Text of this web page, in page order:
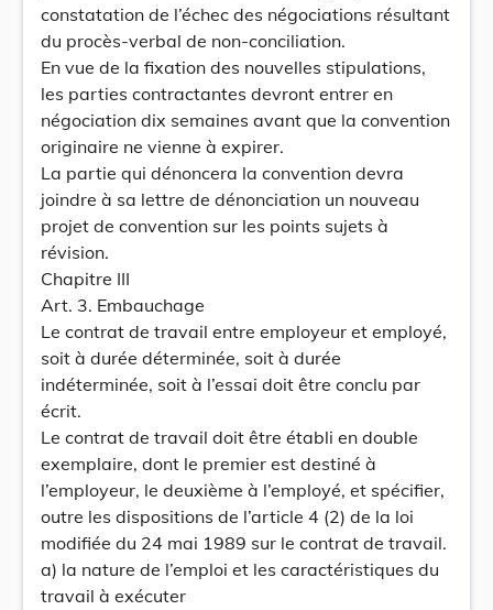
constatation de l’échec des négociations résultant
du procès-verbal de non-conciliation.
En vue de la fixation des nouvelles stipulations,
les parties contractantes devront entrer en
négociation dix semaines avant que la convention
originaire ne vienne à expirer.
La partie qui dénoncera la convention devra
joindre à sa lettre de dénonciation un nouveau
projet de convention sur les points sujets à
révision.
Chapitre III
Art. 3. Embauchage
Le contrat de travail entre employeur et employé,
soit à durée déterminée, soit à durée
indéterminée, soit à l’essai doit être conclu par
écrit.
Le contrat de travail doit être établi en double
exemplaire, dont le premier est destiné à
l’employeur, le deuxième à l’employé, et spécifier,
outre les dispositions de l’article 4 (2) de la loi
modifiée du 24 mai 1989 sur le contrat de travail.
a) la nature de l’emploi et les caractéristiques du
travail à exécuter